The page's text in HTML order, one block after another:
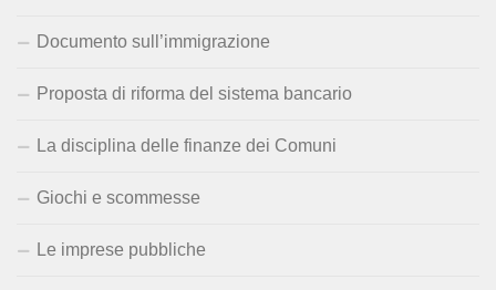
Documento sull’immigrazione
Proposta di riforma del sistema bancario
La disciplina delle finanze dei Comuni
Giochi e scommesse
Le imprese pubbliche